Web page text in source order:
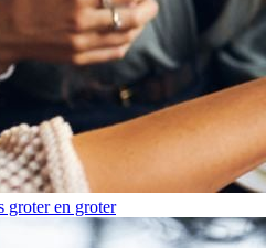
groter en groter